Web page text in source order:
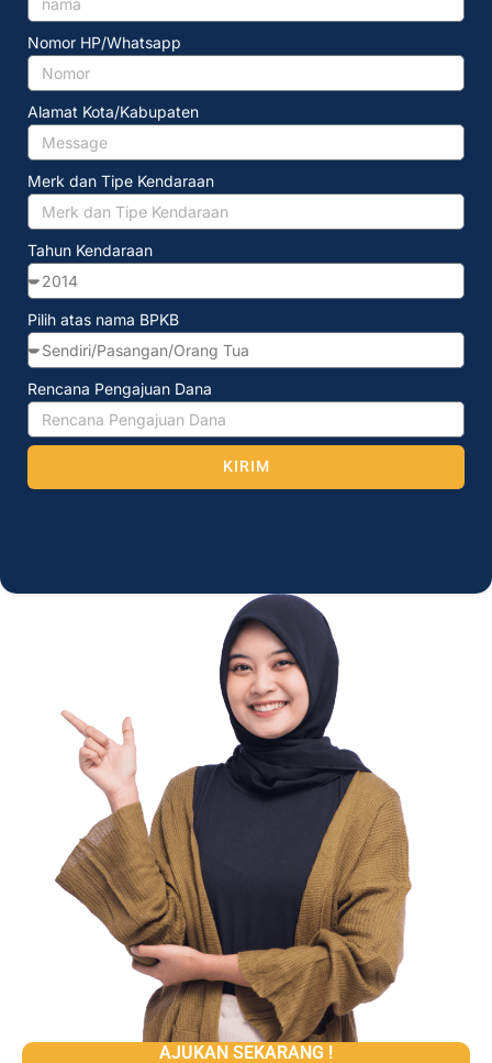
Nomor HP/Whatsapp
Alamat Kota/Kabupaten
Merk dan Tipe Kendaraan
Tahun Kendaraan
Pilih atas nama BPKB
Rencana Pengajuan Dana
KIRIM
AJUKAN SEKARANG !